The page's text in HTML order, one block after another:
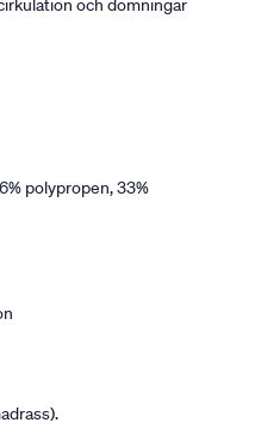
och domningar
polypropen, 33%